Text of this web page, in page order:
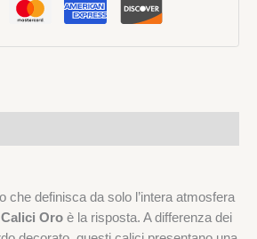
che definisca da solo l’intera atmosfera
Oro è la risposta. A differenza dei